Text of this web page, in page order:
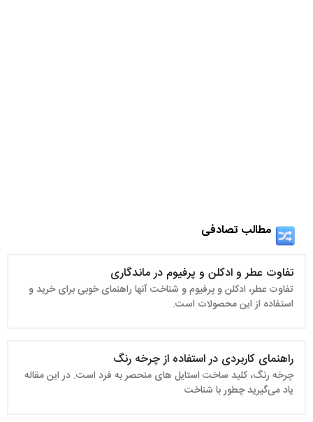
مطالب تصادفی
تفاوت عطر و ادکلن و پرفیوم در ماندگاری
تفاوت عطر، ادکلن و پرفیوم و شناخت آنها راهنمای خوبی برای خرید و
استفاده از این محصولات است.
راهنمای کاربردی در استفاده از چرخه رنگ
چرخه رنگ، کلید ساخت استایل‌ های منحصر به‌ فرد است. در این مقاله
یاد می‌گیرید چطور با شناخت